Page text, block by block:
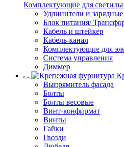
Комплектующие для
Удлинители и зарядные
Блок питания/
Кабель и штейкер
Кабель-канал
Комплектующие для
Система управления
Диммер
Выпрямитель фасада
Болты
Болты весовые
Винт-конфирмат
Винты
Гайки
Гвозди